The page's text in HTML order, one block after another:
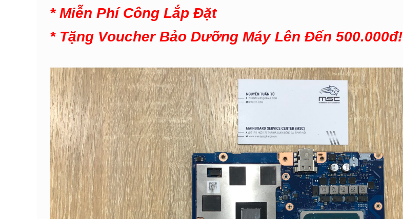
* Miễn Phí Công Lắp Đặt
* Tặng Voucher Bảo Dưỡng Máy Lên Đến 500.000đ!